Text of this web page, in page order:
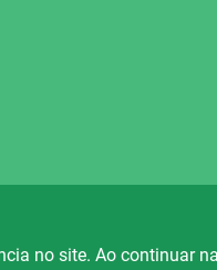
Rádio Ametista
no site. Ao continuar